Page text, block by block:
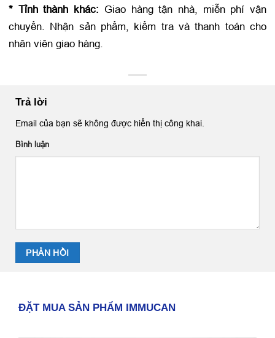
* Tỉnh thành khác: Giao hàng tận nhà, miễn phí vận
chuyển. Nhận sản phẩm, kiểm tra và thanh toán cho
nhân viên giao hàng.
Trả lời
Email của bạn sẽ không được hiển thị công khai.
Bình luận
ĐẶT MUA SẢN PHẨM IMMUCAN